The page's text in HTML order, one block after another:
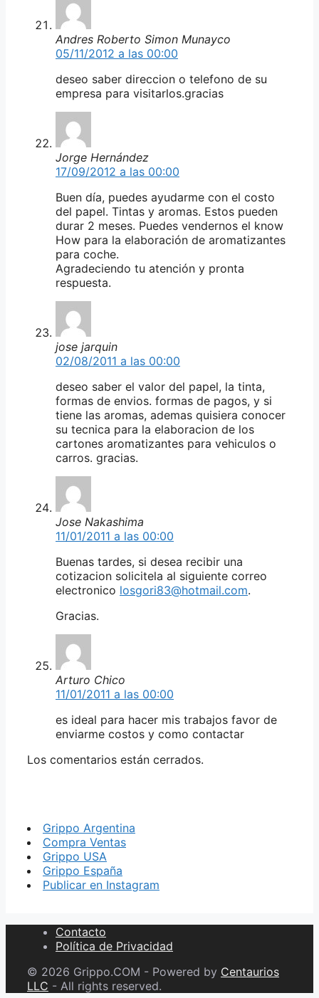
Andres Roberto Simon Munayco
05/11/2012 a las 00:00
deseo saber direccion o telefono de su
empresa para visitarlos.gracias
Jorge Hernández
17/09/2012 a las 00:00
Buen día, puedes ayudarme con el costo
del papel. Tintas y aromas. Estos pueden
durar 2 meses. Puedes vendernos el know
How para la elaboración de aromatizantes
para coche.
Agradeciendo tu atención y pronta
respuesta.
jose jarquin
02/08/2011 a las 00:00
deseo saber el valor del papel, la tinta,
formas de envios. formas de pagos, y si
tiene las aromas, ademas quisiera conocer
su tecnica para la elaboracion de los
cartones aromatizantes para vehiculos o
carros. gracias.
Jose Nakashima
11/01/2011 a las 00:00
Buenas tardes, si desea recibir una
cotizacion solicitela al siguiente correo
electronico losgori83@hotmail.com.
Gracias.
Arturo Chico
11/01/2011 a las 00:00
es ideal para hacer mis trabajos favor de
enviarme costos y como contactar
Los comentarios están cerrados.
Grippo Argentina
Compra Ventas
Grippo USA
Grippo España
Publicar en Instagram
Contacto
Política de Privacidad
© 2026 Grippo.COM - Powered by Centaurios
LLC - All rights reserved.